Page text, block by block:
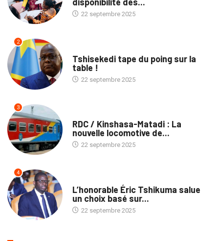
22 septembre 2025
2
Tshisekedi tape du poing sur la
table !
22 septembre 2025
3
RDC / Kinshasa-Matadi : La
nouvelle locomotive de...
22 septembre 2025
4
L’honorable Éric Tshikuma salue
un choix basé sur...
22 septembre 2025